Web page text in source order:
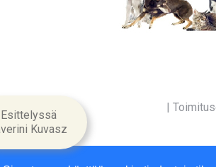
|
Esittelyssä